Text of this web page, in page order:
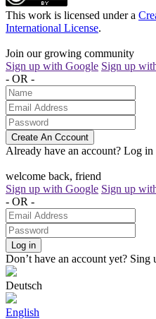
This work is licensed under a
International License.
Join our growing community
Sign up with Google Sign up
- OR -
Create An Cccount
Already have an account? Log in
welcome back, friend
Sign up with Google Sign up
- OR -
Log in
Don’t have an account yet? Sing
Deutsch
English